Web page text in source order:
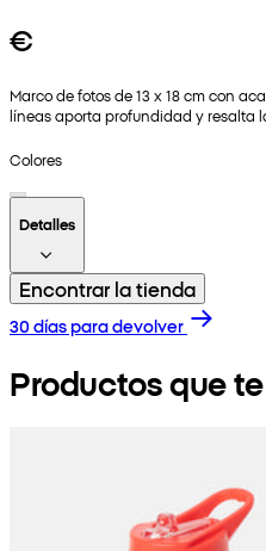
€
Marco de fotos de 13 x 18 cm con
líneas aporta profundidad y resalta
Colores
Detalles
Encontrar la tienda
30 días para devolver
Productos que